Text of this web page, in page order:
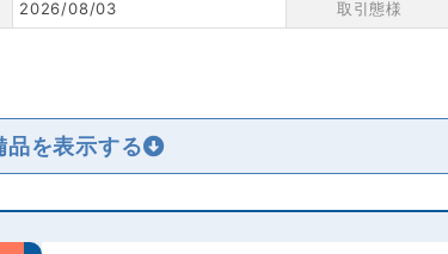
2026/08/03 取引態様
品を